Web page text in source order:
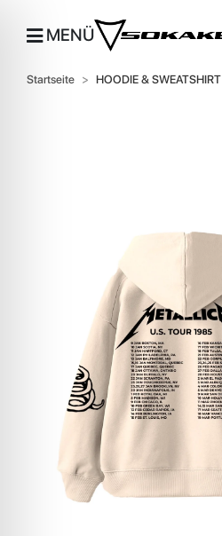
MENÜ
Startseite HOODIE & SWEATSHIRT